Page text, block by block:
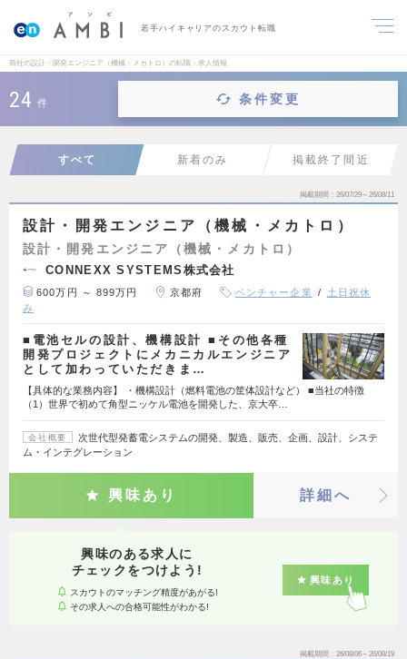
若手ハイキャリアのスカウト転職
商社の設計・開発エンジニア（機械・メカトロ）の転職・求人情報
24 件 条件変更
すべて 新着のみ 掲載終了間近
掲載期間 26/07/29～26/08/11
設計・開発エンジニア（機械・メカトロ）
設計・開発エンジニア（機械・メカトロ）
CONNEXX SYSTEMS株式会社
600万円 ～ 899万円 京都府 ベンチャー企業
土日祝休
み
■電池セルの設計、機構設計 ■その他各種
開発プロジェクトにメカニカルエンジニア
として加わっていただきま…
【具体的な業務内容】 ・機構設計（燃料電池の筐体設計など） ■当社の特徴
（1）世界で初めて角型ニッケル電池を開発した、京大卒…
会社概要
次世代型発蓄電システムの開発、製造、販売、企画、設計、システ
ム・インテグレーション
興味あり 詳細へ
興味のある求人に
チェックをつけよう!
スカウトのマッチング精度があがる!
その求人への合格可能性がわかる!
興味あり
掲載期間 26/08/06～26/08/19